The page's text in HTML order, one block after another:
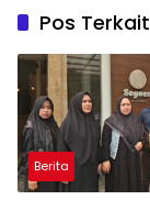
Pos Terkait
Berita